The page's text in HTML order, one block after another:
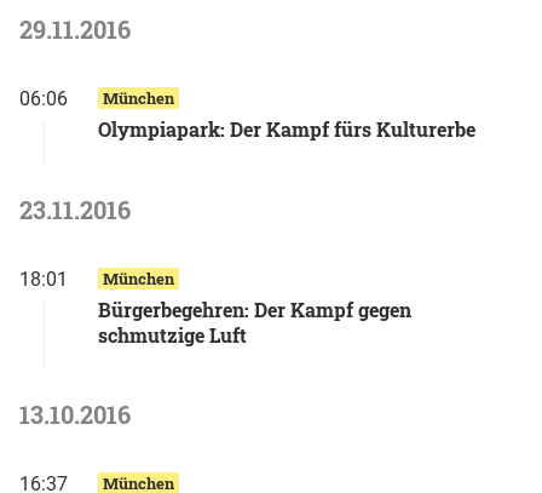
29.11.2016
06:06 München
Olympiapark: Der Kampf fürs Kulturerbe
23.11.2016
18:01 München
Bürgerbegehren: Der Kampf gegen
schmutzige Luft
13.10.2016
16:37 München